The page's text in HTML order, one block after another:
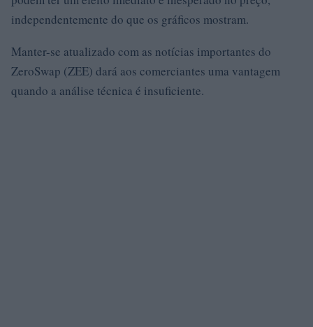
independentemente do que os gráficos mostram.
Manter-se atualizado com as notícias importantes do
ZeroSwap (ZEE) dará aos comerciantes uma vantagem
quando a análise técnica é insuficiente.